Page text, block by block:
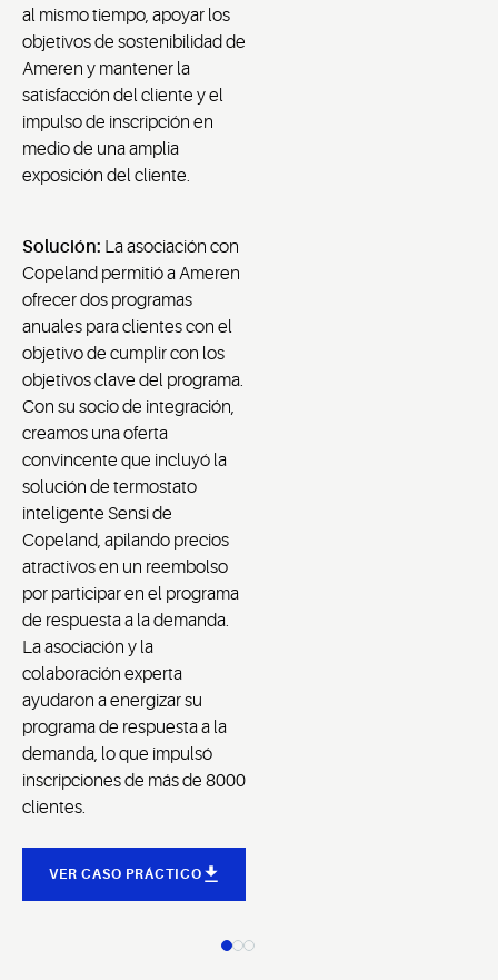
al mismo tiempo, apoyar los
objetivos de sostenibilidad de
Ameren y mantener la
satisfacción del cliente y el
impulso de inscripción en
medio de una amplia
exposición del cliente.
Solución: La asociación con
Copeland permitió a Ameren
ofrecer dos programas
anuales para clientes con el
objetivo de cumplir con los
objetivos clave del programa.
Con su socio de integración,
creamos una oferta
convincente que incluyó la
solución de termostato
inteligente Sensi de
Copeland, apilando precios
atractivos en un reembolso
por participar en el programa
de respuesta a la demanda.
La asociación y la
colaboración experta
ayudaron a energizar su
programa de respuesta a la
demanda, lo que impulsó
inscripciones de más de 8000
clientes.
VER CASO PRÁCTICO